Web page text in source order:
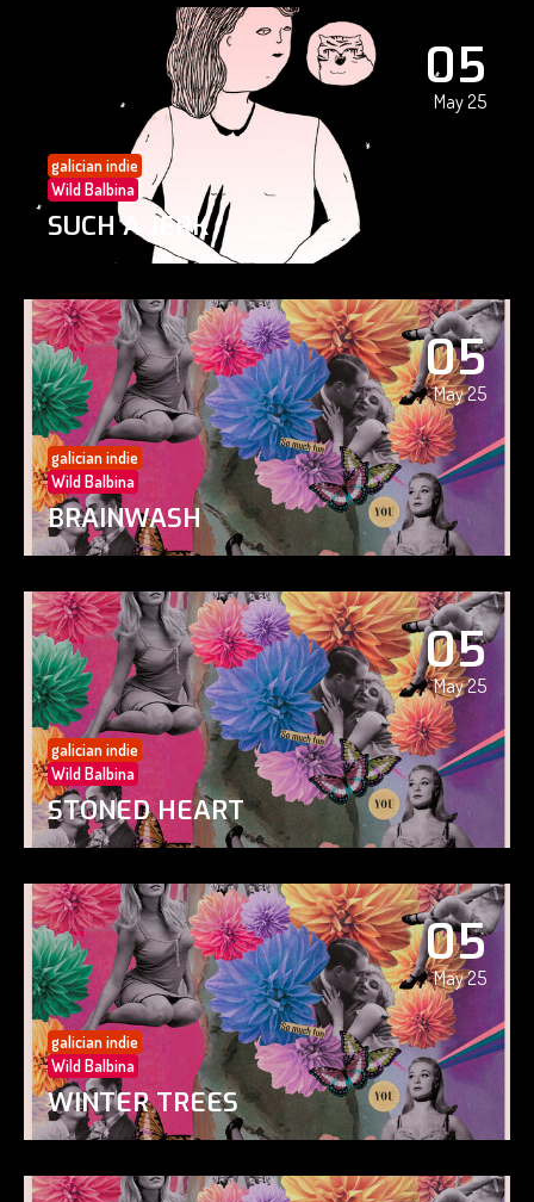
05
May 25
galician indie
Wild Balbina
SUCH A JERK
05
May 25
galician indie
Wild Balbina
BRAINWASH
05
May 25
galician indie
Wild Balbina
STONED HEART
05
May 25
galician indie
Wild Balbina
WINTER TREES